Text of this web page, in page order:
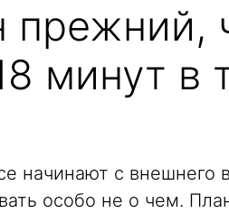
прежний,
минут в
начинают с внешнего
особо не о чем.